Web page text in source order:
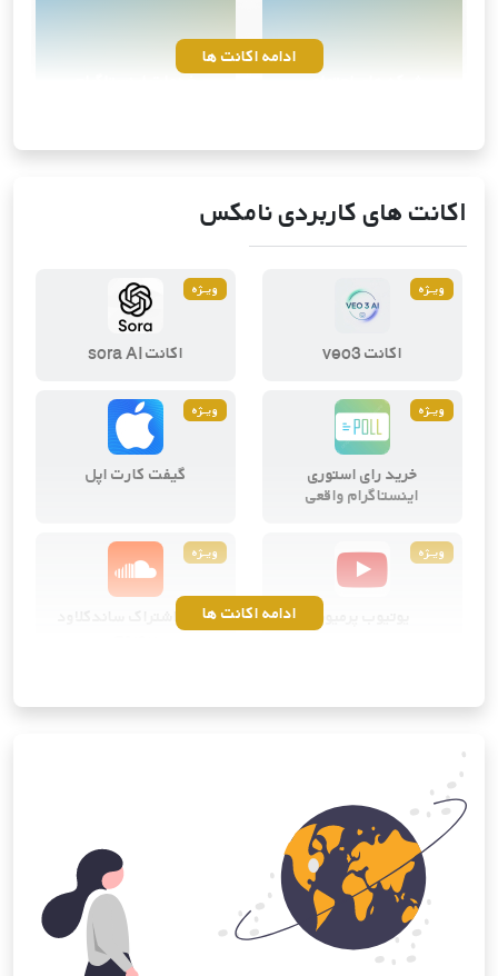
شبکه های اجتماعی
خدمات اینستاگرام
ویرایش و طراحی دیجیتال
2محصول
ابزارهای هوش مصنوعی
3محصول
ادامه اکانت ها
اکانت های کاربردی نامکس
ویــژه
اکانت veo3
ویــژه
اکانت sora AI
ویــژه
خرید رای استوری
اینستاگرام واقعی
ویــژه
گیفت کارت اپل
ویــژه
یوتیوب پرمیوم
ویــژه
خرید اشتراک ساندکلاودادامه اکانت ها